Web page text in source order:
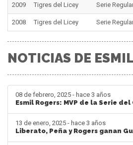
2009 Tigres del Licey Serie
2008 Tigres del Licey Serie
NOTICIAS DE
08 de febrero, 2025 - hace 3 años
Esmil Rogers: MVP de la Serie del
13 de enero, 2025 - hace 3 años
Liberato, Peña y Rogers ganan